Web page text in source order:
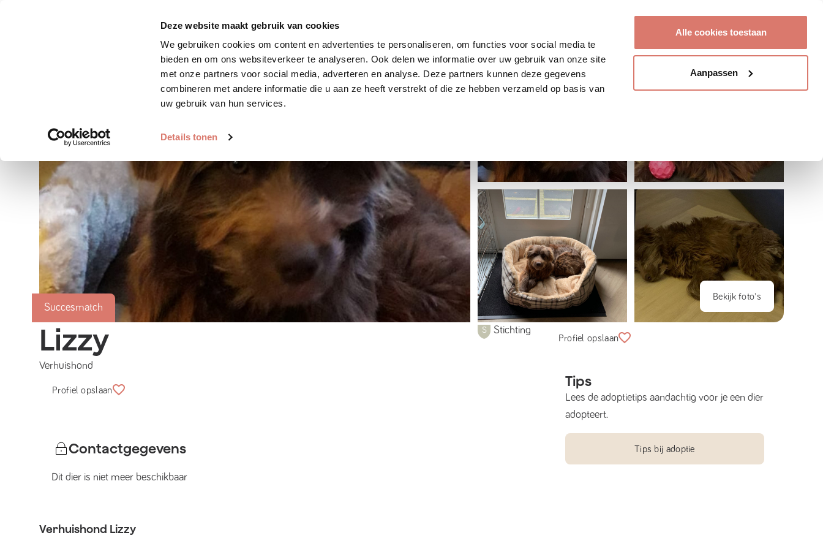
Deze website maakt gebruik van cookies
We gebruiken cookies om content en advertenties te personaliseren, om functies voor social media te
bieden en om ons websiteverkeer te analyseren. Ook delen we informatie over uw gebruik van onze site
met onze partners voor social media, adverteren en analyse. Deze partners kunnen deze gegevens
combineren met andere informatie die u aan ze heeft verstrekt of die ze hebben verzameld op basis van
uw gebruik van hun services.
Details tonen
Alle cookies toestaan
Aanpassen
Zoek huisdier Plaats huisdier Hoe werkt het?
Succesmatch
Bekijk foto's
Lizzy
Verhuishond
Stichting
Profiel opslaan
Contactgegevens
Dit dier is niet meer beschikbaar
Verhuishond Lizzy
Profiel opslaan
Tips
Lees de adoptietips aandachtig voor je een dier
adopteert.
Tips bij adoptie